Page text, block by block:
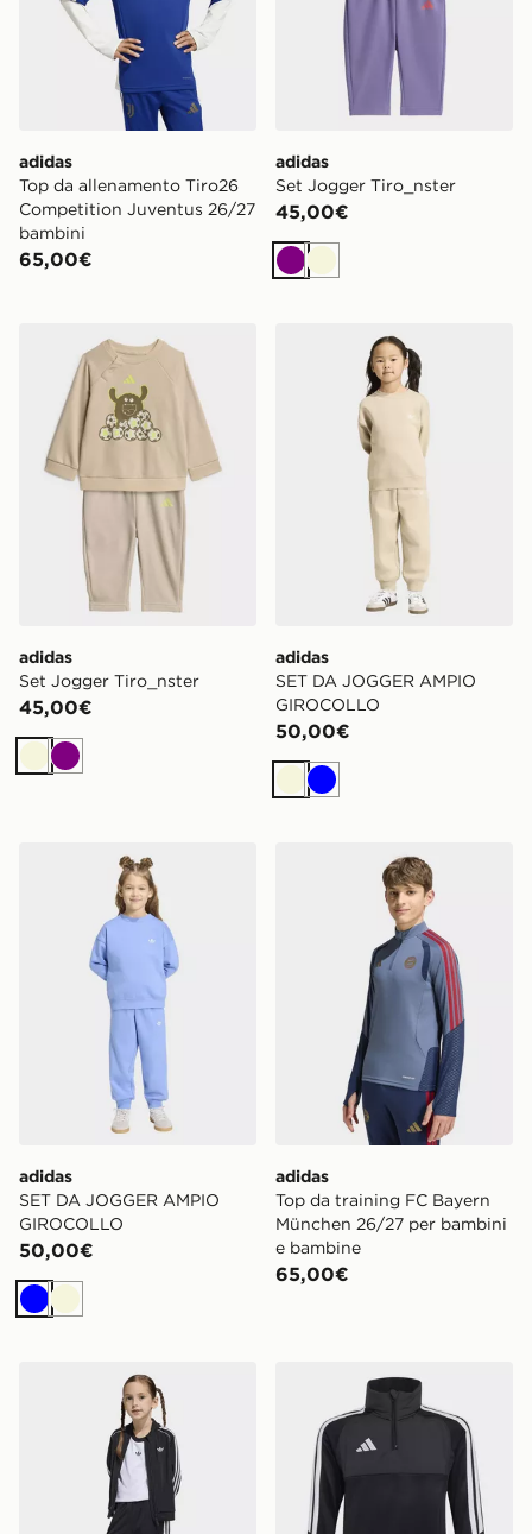
adidas
Top da allenamento Tiro26
Competition Juventus 26/27
bambini
65,00€
adidas
Set Jogger Tiro_nster
45,00€
ViolaBeige
adidas Set Jogger Tiro_nster
adidas
Set Jogger Tiro_nster
45,00€
BeigeViola
adidas SET DA JOGGER
adidas
SET DA JOGGER AMPIO
GIROCOLLO
50,00€
Beige
Blu
adidas SET DA JOGGER AMPIO GIROCOLLO
adidas
SET DA JOGGER AMPIO
GIROCOLLO
50,00€
BluBeige
adidas Top da training
adidas
Top da training FC Bayern
München 26/27 per bambini
e bambine
65,00€
adidas Tuta Sst adidas Giacca Da